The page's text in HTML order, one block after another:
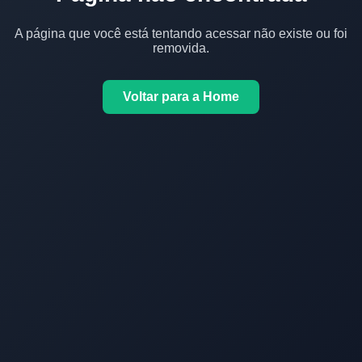
A página que você está tentando acessar não existe ou foi
removida.
Voltar para a Home